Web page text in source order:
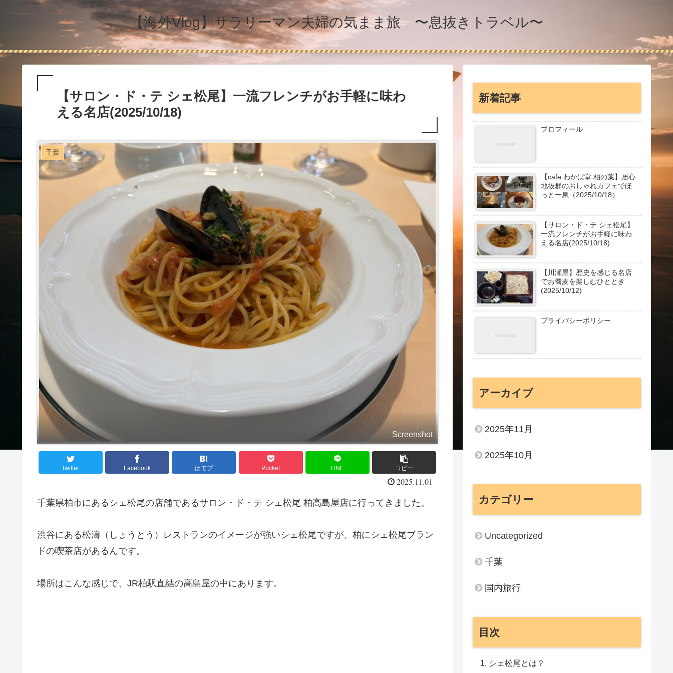
【海外Vlog】サラリーマン夫婦の気まま旅 〜息抜きトラベル〜
【サロン・ド・テ シェ松尾】一流フレンチがお手軽に味わ
える名店(2025/10/18)
千葉
Screenshot
Twitter Facebook はてブ Pocket LINE コピー
2025.11.01
千葉県柏市にあるシェ松尾の店舗であるサロン・ド・テ シェ松尾 柏高島屋店に行ってきました。
渋谷にある松濤（しょうとう）レストランのイメージが強いシェ松尾ですが、柏にシェ松尾ブラン
ドの喫茶店があるんです。
場所はこんな感じで、JR柏駅直結の高島屋の中にあります。
新着記事
プロフィール
【cafe わかば堂 柏の葉】居心
地抜群のおしゃれカフェでほ
っと一息（2025/10/18）
【サロン・ド・テ シェ松尾】
一流フレンチがお手軽に味わ
える名店(2025/10/18)
【川瀬屋】歴史を感じる名店
でお蕎麦を楽しむひととき
(2025/10/12)
プライバシーポリシー
アーカイブ
2025年11月
2025年10月
カテゴリー
Uncategorized
千葉
国内旅行
目次
シェ松尾とは？